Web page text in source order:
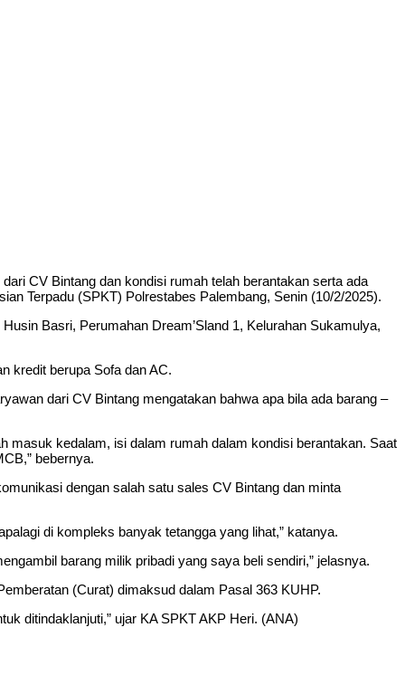
CV Bintang dan kondisi rumah telah berantakan serta ada
Terpadu (SPKT) Polrestabes Palembang, Senin (10/2/2025).
Basri, Perumahan Dream’Sland 1, Kelurahan Sukamulya,
kredit berupa Sofa dan AC.
dari CV Bintang mengatakan bahwa apa bila ada barang –
masuk kedalam, isi dalam rumah dalam kondisi berantakan. Saat
bebernya.
dengan salah satu sales CV Bintang dan minta
di kompleks banyak tetangga yang lihat,” katanya.
barang milik pribadi yang saya beli sendiri,” jelasnya.
(Curat) dimaksud dalam Pasal 363 KUHP.
ditindaklanjuti,” ujar KA SPKT AKP Heri. (ANA)